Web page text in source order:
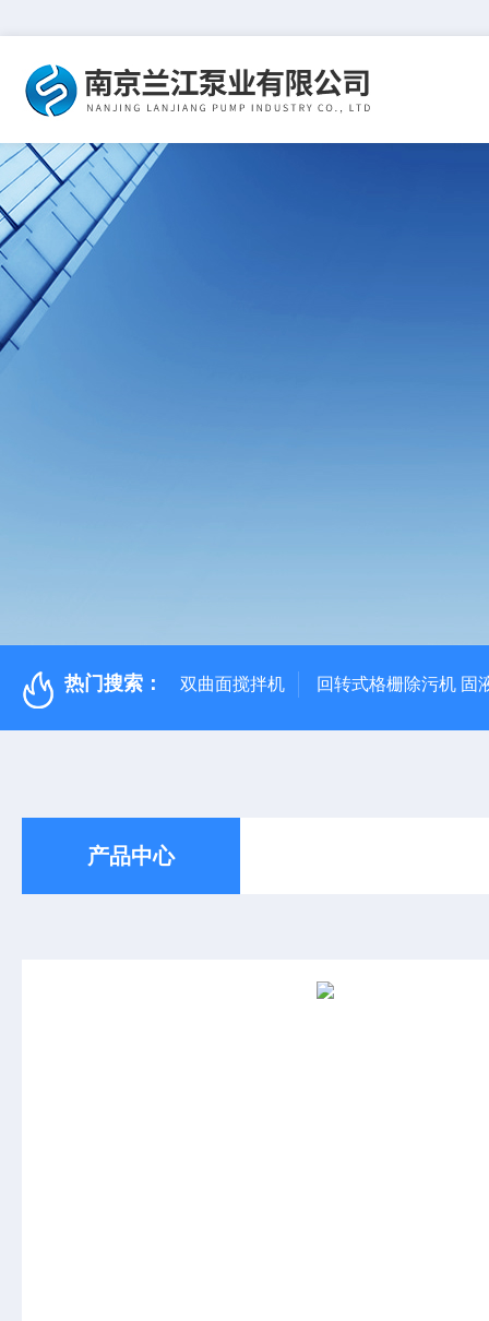
热门搜索： 双曲面搅拌机 回转式格栅除污机 固
产品中心